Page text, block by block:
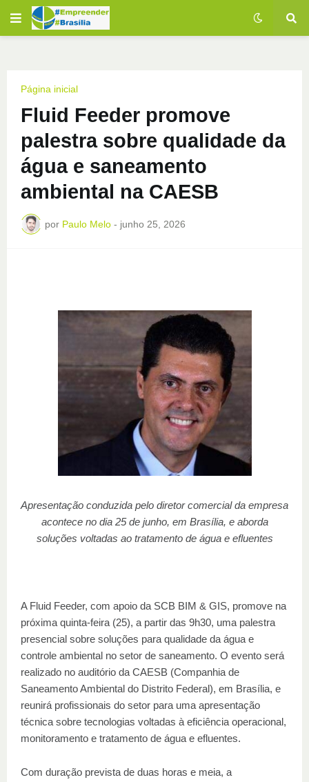
Página inicial
Fluid Feeder promove
palestra sobre qualidade da
água e saneamento
ambiental na CAESB
por Paulo Melo - junho 25, 2026
Apresentação conduzida pelo diretor comercial da empresa
acontece no dia 25 de junho, em Brasília, e aborda
soluções voltadas ao tratamento de água e efluentes
A Fluid Feeder, com apoio da SCB BIM & GIS, promove na
próxima quinta-feira (25), a partir das 9h30, uma palestra
presencial sobre soluções para qualidade da água e
controle ambiental no setor de saneamento. O evento será
realizado no auditório da CAESB (Companhia de
Saneamento Ambiental do Distrito Federal), em Brasília, e
reunirá profissionais do setor para uma apresentação
técnica sobre tecnologias voltadas à eficiência operacional,
monitoramento e tratamento de água e efluentes.
Com duração prevista de duas horas e meia, a